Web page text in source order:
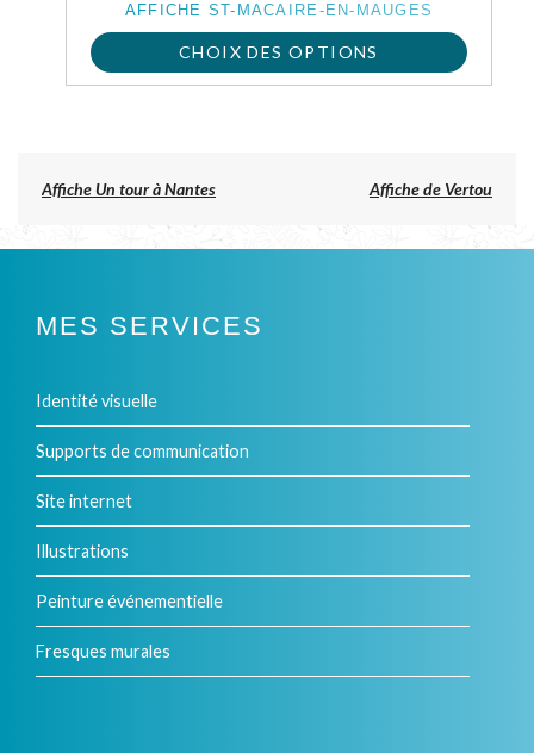
page
AFFICHE ST-MACAIRE-EN-MAUGES
CHOIX DES OPTIONS
Ce
a
Les
peuvent
être
choisies
sur
la
page
du
NAVIGATION
L’ARTICLE
Previous
Affiche Un tour à Nantes Affiche de Vertou
MES SERVICES
Identité visuelle
Supports de communication
Site internet
Illustrations
Peinture événementielle
Fresques murales